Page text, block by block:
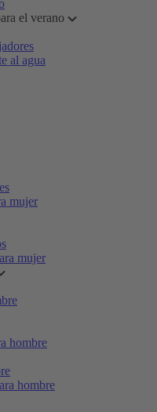
el verano
al agua
mujer
mujer
hombre
hombre